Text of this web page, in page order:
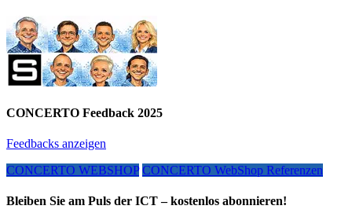
CONCERTO Feedback 2025
Feedbacks anzeigen
CONCERTO WEBSHOP CONCERTO WebShop Referenzen
Bleiben Sie am Puls der ICT – kostenlos abonnieren!